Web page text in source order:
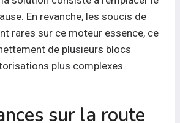
En revanche, les soucis de
rares sur ce moteur essence, ce
de plusieurs blocs
plus complexes.
sur la route